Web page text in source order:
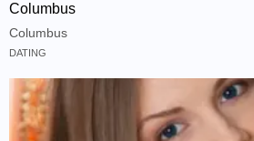
Columbus
Columbus
DATING